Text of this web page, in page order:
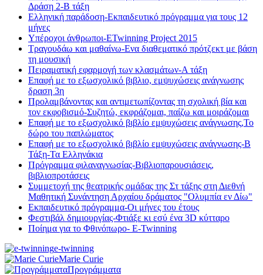
Δράση 2-Β τάξη
Ελληνική παράδοση-Εκπαιδευτικό πρόγραμμα για τους 12
μήνες
Υπέροχοι άνθρωποι-ETwinning Project 2015
Τραγουδάω και μαθαίνω-Ενα διαθεματικό πρότζεκτ με βάση
τη μουσική
Πειραματική εφαρμογή των κλασμάτων-Α τάξη
Eπαφή με το εξωσχολικό βιβλιο, εμψυχώσεις ανάγνωσης
δραση 3η
Προλαμβάνοντας και αντιμετωπίζοντας τη σχολική βία και
τον εκφοβισμό-Συζητώ, εκφράζομαι, παίζω και μοιράζομαι
Eπαφή με το εξωσχολικό βιβλίο εμψυχώσεις ανάγνωσης,Το
δώρο του παπλώματος
Eπαφή με το εξωσχολικό βιβλίο εμψυχώσεις ανάγνωσης-Β
Τάξη-Τα Ελληνάκια
Πρόγραμμα φιλαναγνωσίας-Βιβλιοπαρουσιάσεις,
βιβλιοπροτάσεις
Συμμετοχή της θεατρικής ομάδας της Στ τάξης στη Διεθνή
Μαθητική Συνάντηση Αρχαίου δράματος "Ολυμπία εν Δίω"
Εκπαιδευτικό πρόγραμμα-Οι μήνες του έτους
Φεστιβάλ δημιουργίας-Φτιάξε κι εσύ ένα 3D κύτταρο
Ποίημα για το Φθινόπωρο- E-Twinning
e-twinning
Marie Curie
Προγράμματα